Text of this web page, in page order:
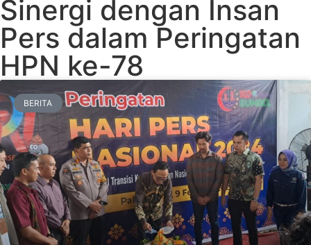
Sinergi dengan Insan
Pers dalam Peringatan
HPN ke-78
BERITA